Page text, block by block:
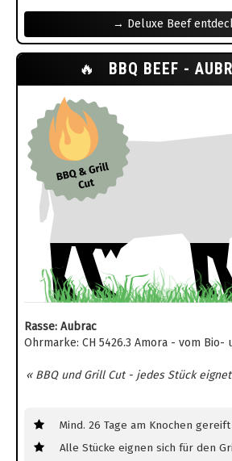
→ Deluxe Beef
🔥 BBQ BEEF -
Rasse: Aubrac
Ohrmarke: CH 5426.3 Amora - vom Bio-
« BBQ und Grill Cut - jedes Stück
Mind. 26 Tage am Knochen gereift
Alle Stücke eignen sich für den